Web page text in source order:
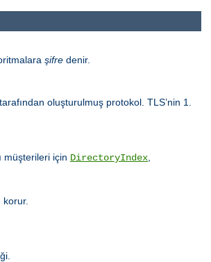
şifre denir.
oluşturulmuş protokol. TLS’nin 1.
müşterileri için DirectoryIndex
korur.